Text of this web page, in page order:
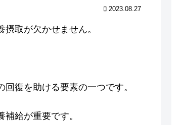
2023.08.27
取が欠かせません。
復を助ける要素の一つです。
給が重要です。